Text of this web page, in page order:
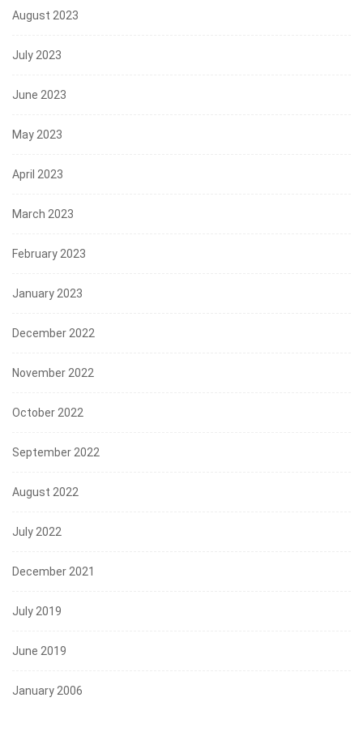
August 2023
July 2023
June 2023
May 2023
April 2023
March 2023
February 2023
January 2023
December 2022
November 2022
October 2022
September 2022
August 2022
July 2022
December 2021
July 2019
June 2019
January 2006